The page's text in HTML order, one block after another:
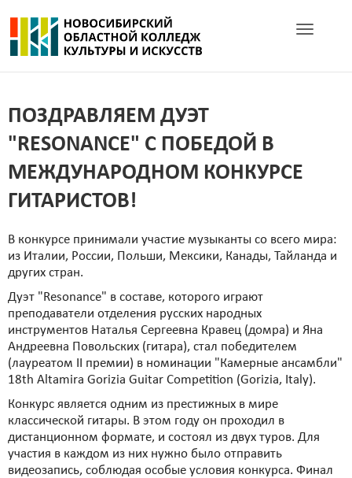
Toggle
ПОЗДРАВЛЯЕМ ДУЭТ
"RESONANCE" С ПОБЕДОЙ В
МЕЖДУНАРОДНОМ КОНКУРСЕ
ГИТАРИСТОВ!
В конкурсе принимали участие музыканты со всего мира:
из Италии, России, Польши, Мексики, Канады, Тайланда и
других стран.
Дуэт "Resonance" в составе, которого играют
преподаватели отделения русских народных
инструментов Наталья Сергеевна Кравец (домра) и Яна
Андреевна Повольских (гитара), стал победителем
(лауреатом II премии) в номинации "Камерные ансамбли"
18th Altamira Gorizia Guitar Competition (Gorizia, Italy).
Конкурс является одним из престижных в мире
классической гитары. В этом году он проходил в
дистанционном формате, и состоял из двух туров. Для
участия в каждом из них нужно было отправить
видеозапись, соблюдая особые условия конкурса. Финал